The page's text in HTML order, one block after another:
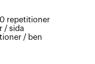
repetitioner
/ sida
/ ben